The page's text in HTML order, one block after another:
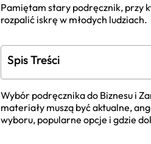
Pamiętam stary podręcznik, przy
rozpalić iskrę w młodych ludziach.
Spis Treści
Wybór podręcznika do Biznesu i
materiały muszą być aktualne,
wyboru, popularne opcje i gdzie